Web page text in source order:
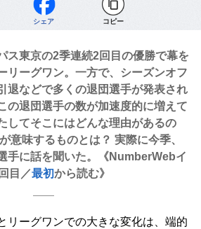
シェア コピー
東京の2季連続2回目の優勝で幕を
リーグワン。一方で、シーズンオフ
退などで多くの退団選手が発表され
の退団選手の数が加速度的に増えて
してそこにはどんな理由があるの
意味するものとは？ 実際に今季、
手に話を聞いた。《NumberWebイ
目／最初から読む》
ーグワンでの大きな変化は、端的